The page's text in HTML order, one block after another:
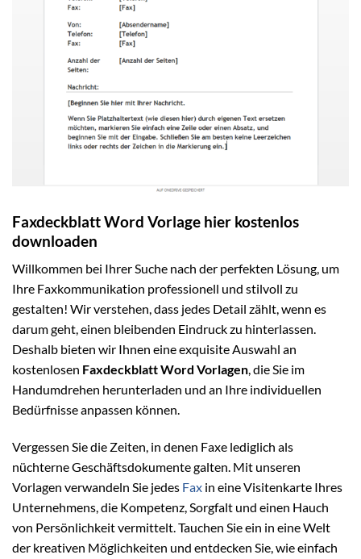
Faxdeckblatt Word Vorlage hier kostenlos
downloaden
Willkommen bei Ihrer Suche nach der perfekten Lösung, um
Ihre Faxkommunikation professionell und stilvoll zu
gestalten! Wir verstehen, dass jedes Detail zählt, wenn es
darum geht, einen bleibenden Eindruck zu hinterlassen.
Deshalb bieten wir Ihnen eine exquisite Auswahl an
kostenlosen Faxdeckblatt Word Vorlagen, die Sie im
Handumdrehen herunterladen und an Ihre individuellen
Bedürfnisse anpassen können.
Vergessen Sie die Zeiten, in denen Faxe lediglich als
nüchterne Geschäftsdokumente galten. Mit unseren
Vorlagen verwandeln Sie jedes Fax in eine Visitenkarte Ihres
Unternehmens, die Kompetenz, Sorgfalt und einen Hauch
von Persönlichkeit vermittelt. Tauchen Sie ein in eine Welt
der kreativen Möglichkeiten und entdecken Sie, wie einfach